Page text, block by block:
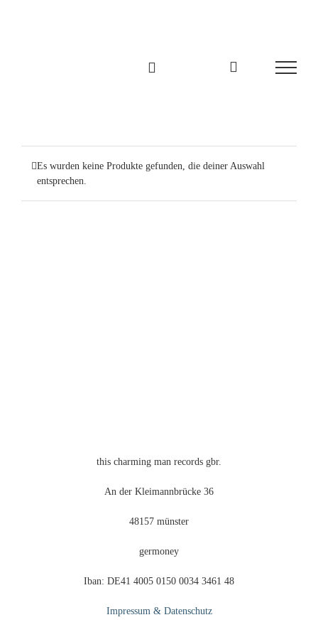
Es wurden keine Produkte gefunden, die deiner Auswahl
entsprechen.
this charming man records gbr.
An der Kleimannbrücke 36
48157 münster
germoney
Iban: DE41 4005 0150 0034 3461 48
Impressum & Datenschutz